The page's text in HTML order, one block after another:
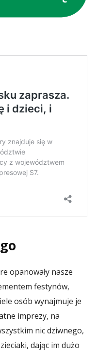
opanowały nasze
festynów,
osób wynajmuje je
imprezy, na
nic dziwnego,
dając im dużo